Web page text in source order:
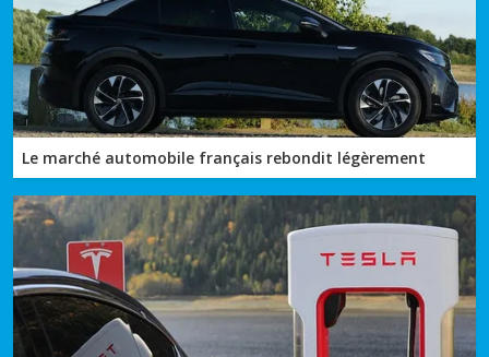
Le marché automobile français rebondit légèrement